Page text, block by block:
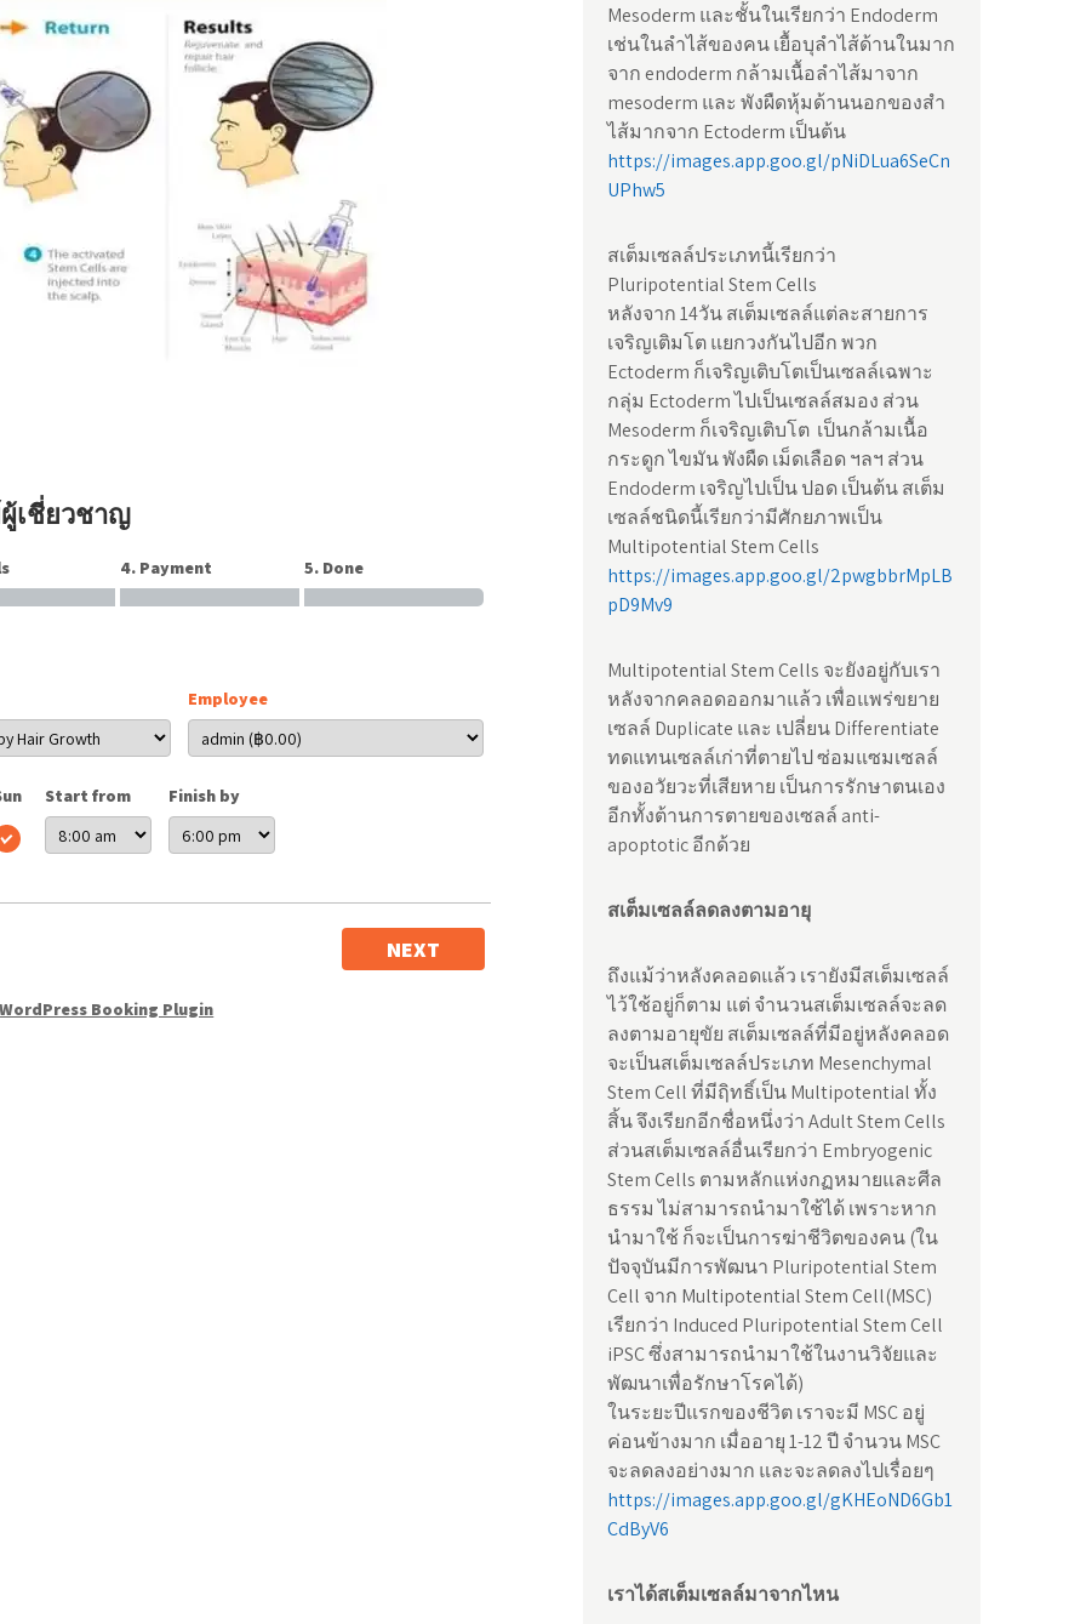
เชี่ยวชาญ
4. Payment 5. Done
Employee
Start from Finish by
NEXT
WordPress Booking Plugin
Mesoderm และชั้นในเรียกว่า Endoderm
เช่นในลำไส้ของคน เยื้อบุลำไส้ด้านในมาก
จาก endoderm กล้ามเนื้อลำไส้มาจาก
mesoderm และ พังผืดหุ้มด้านนอกของสำ
ไส้มากจาก Ectoderm เป็นต้น
https://images.app.goo.gl/pNiDLua6SeCn
UPhw5
สเต็มเซลล์ประเภทนี้เรียกว่า
Pluripotential Stem Cells
หลังจาก 14วัน สเต็มเซลล์แต่ละสายการ
เจริญเติมโต แยกวงกันไปอีก พวก
Ectoderm ก็เจริญเติบโตเป็นเซลล์เฉพาะ
กลุ่ม Ectoderm ไปเป็นเซลล์สมอง ส่วน
Mesoderm ก็เจริญเติบโต เป็นกล้ามเนื้อ
กระดูก ไขมัน พังผืด เม็ดเลือด ฯลฯ ส่วน
Endoderm เจริญไปเป็น ปอด เป็นต้น สเต็ม
เซลล์ชนิดนี้เรียกว่ามีศักยภาพเป็น
Multipotential Stem Cells
https://images.app.goo.gl/2pwgbbrMpLB
pD9Mv9
Multipotential Stem Cells จะยังอยู่กับเรา
หลังจากคลอดออกมาแล้ว เพื่อแพร่ขยาย
เซลล์ Duplicate และ เปลี่ยน Differentiate
ทดแทนเซลล์เก่าที่ตายไป ซ่อมแซมเซลล์
ของอวัยวะที่เสียหาย เป็นการรักษาตนเอง
อีกทั้งต้านการตายของเซลล์ anti-
apoptotic อีกด้วย
สเต็มเซลล์ลดลงตามอายุ
ถึงแม้ว่าหลังคลอดแล้ว เรายังมีสเต็มเซลล์
ไว้ใช้อยู่ก็ตาม แต่ จำนวนสเต็มเซลล์จะลด
ลงตามอายุขัย สเต็มเซลล์ที่มีอยู่หลังคลอด
จะเป็นสเต็มเซลล์ประเภท Mesenchymal
Stem Cell ที่มีฤิทธิ์เป็น Multipotential ทั้ง
สิ้น จึงเรียกอีกชื่อหนึ่งว่า Adult Stem Cells
ส่วนสเต็มเซลล์อื่นเรียกว่า Embryogenic
Stem Cells ตามหลักแห่งกฏหมายและศีล
ธรรม ไม่สามารถนำมาใช้ได้ เพราะหาก
นำมาใช้ ก็จะเป็นการฆ่าชีวิตของคน (ใน
ปัจจุบันมีการพัฒนา Pluripotential Stem
Cell จาก Multipotential Stem Cell(MSC)
เรียกว่า Induced Pluripotential Stem Cell
iPSC ซึ่งสามารถนำมาใช้ในงานวิจัยและ
พัฒนาเพื่อรักษาโรคได้)
ในระยะปีแรกของชีวิต เราจะมี MSC อยู่
ค่อนข้างมาก เมื่ออายุ 1-12 ปี จำนวน MSC
จะลดลงอย่างมาก และจะลดลงไปเรื่อยๆ
https://images.app.goo.gl/gKHEoND6Gb1
CdByV6
เราได้สเต็มเซลล์มาจากไหน